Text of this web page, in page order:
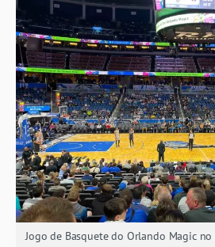
Jogo de Basquete do Orlando Magic